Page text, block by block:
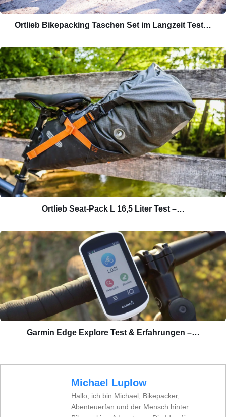
Ortlieb Bikepacking Taschen Set im Langzeit Test…
Ortlieb Seat-Pack L 16,5 Liter Test –…
Garmin Edge Explore Test & Erfahrungen –…
Michael Luplow
Hallo, ich bin Michael, Bikepacker,
Abenteuerfan und der Mensch hinter